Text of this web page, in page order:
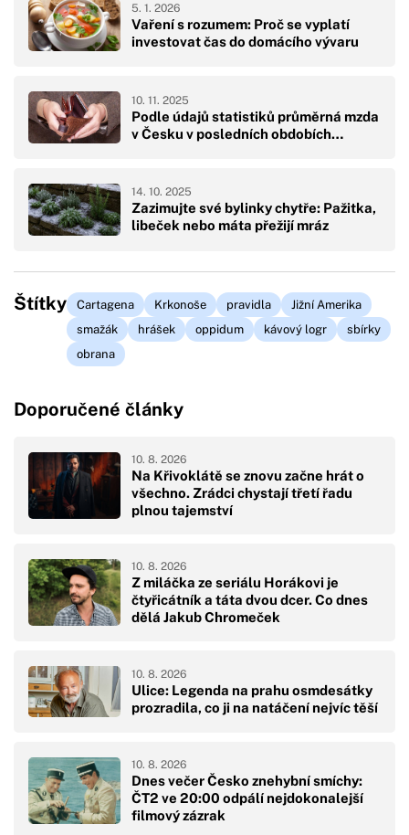
Vaření s rozumem: Proč se vyplatí
investovat čas do domácího vývaru
5. 1. 2026
Podle údajů statistiků průměrná mzda
v Česku v posledních obdobích…
10. 11. 2025
Zazimujte své bylinky chytře: Pažitka,
libeček nebo máta přežijí mráz
14. 10. 2025
Štítky Cartagena Krkonoše pravidla
Jižní Amerika
smažák
hrášek oppidum kávový logr
sbírky
obrana
Doporučené články
Na Křivoklátě se znovu začne hrát o
všechno. Zrádci chystají třetí řadu
plnou tajemství
10. 8. 2026
Z miláčka ze seriálu Horákovi je
čtyřicátník a táta dvou dcer. Co dnes
dělá Jakub Chromeček
10. 8. 2026
Ulice: Legenda na prahu osmdesátky
prozradila, co ji na natáčení nejvíc těší
10. 8. 2026
Dnes večer Česko znehybní smíchy:
ČT2 ve 20:00 odpálí nejdokonalejší
filmový zázrak
10. 8. 2026